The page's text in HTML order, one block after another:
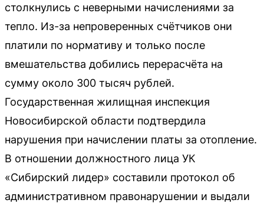
столкнулись с неверными начислениями за
тепло. Из-за непроверенных счётчиков они
платили по нормативу и только после
вмешательства добились перерасчёта на
сумму около 300 тысяч рублей.
Государственная жилищная инспекция
Новосибирской области подтвердила
нарушения при начислении платы за отопление.
В отношении должностного лица УК
«Сибирский лидер» составили протокол об
административном правонарушении и выдали